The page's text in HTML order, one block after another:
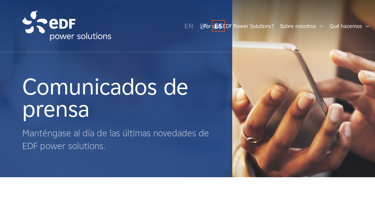
Qué hacemos
Terratenientes
EN FR ES
¿Por qué EDF Power Solutions? Sobre nosotros Qué hacemos
Comunicados de
prensa
Manténgase al día de las últimas novedades de
EDF power solutions.